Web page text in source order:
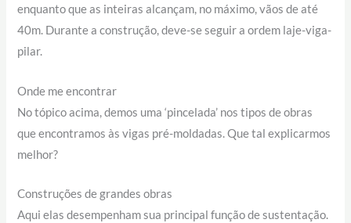
enquanto que as inteiras alcançam, no máximo, vãos de até
40m. Durante a construção, deve-se seguir a ordem laje-viga-
pilar.
Onde me encontrar
No tópico acima, demos uma ‘pincelada’ nos tipos de obras
que encontramos às vigas pré-moldadas. Que tal explicarmos
melhor?
Construções de grandes obras
Aqui elas desempenham sua principal função de sustentação.